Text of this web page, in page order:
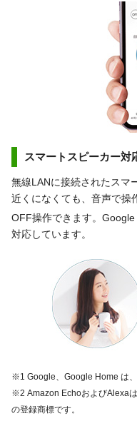
スマートスピーカー対
無線LANに接続されたスマ
近くになくても、音声で操
OFF操作できます。Google
対応しています。
※1 Google、Google Home は
※2 Amazon EchoおよびAlexa
の登録商標です。